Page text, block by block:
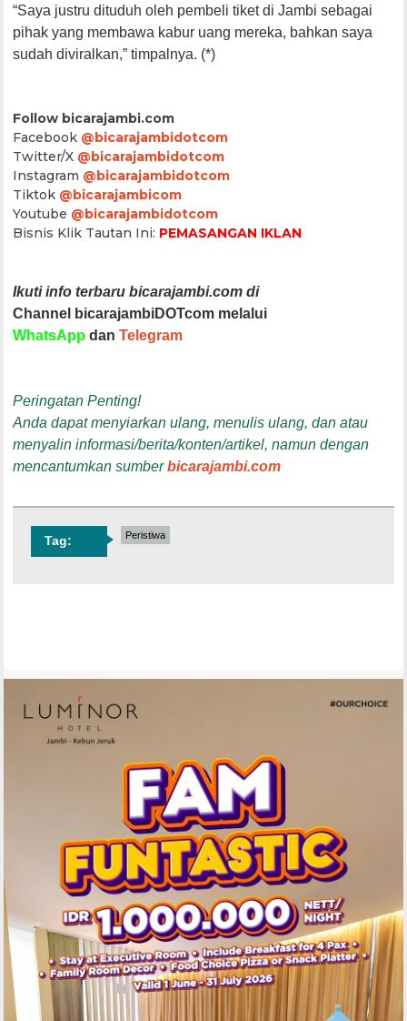
“Saya justru dituduh oleh pembeli tiket di Jambi sebagai
pihak yang membawa kabur uang mereka, bahkan saya
sudah diviralkan,” timpalnya. (*)
Follow bicarajambi.com
Facebook @bicarajambidotcom
Twitter/X @bicarajambidotcom
Instagram @bicarajambidotcom
Tiktok @bicarajambicom
Youtube @bicarajambidotcom
Bisnis Klik Tautan Ini: PEMASANGAN IKLAN
Ikuti info terbaru bicarajambi.com di
Channel bicarajambiDOTcom melalui
WhatsApp danTelegram
Peringatan Penting!
Anda dapat menyiarkan ulang, menulis ulang, dan atau
menyalin informasi/berita/konten/artikel, namun dengan
mencantumkan sumberbicarajambi.com
Tag: Peristiwa